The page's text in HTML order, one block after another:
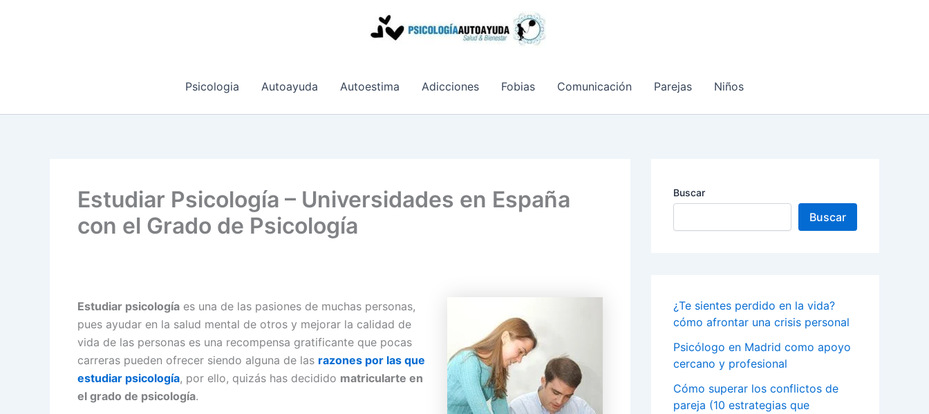
Psicologia Autoayuda Autoestima Adicciones Fobias Comunicación Parejas Niños
Estudiar Psicología – Universidades en España
con el Grado de Psicología
Estudiar psicología es una de las pasiones de muchas personas,
pues ayudar en la salud mental de otros y mejorar la calidad de
vida de las personas es una recompensa gratificante que pocas
carreras pueden ofrecer siendo alguna de las razones por las que
estudiar psicología, por ello, quizás has decidido matricularte en
el grado de psicología.
Buscar
Buscar
¿Te sientes perdido en la vida?
cómo afrontar una crisis personal
Psicólogo en Madrid como apoyo
cercano y profesional
Cómo superar los conflictos de
pareja (10 estrategias que